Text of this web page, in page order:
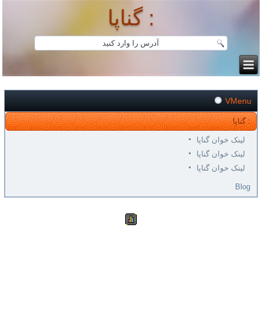
گناپا :
VMenu
گناپا :
لینک خوان گناپا
لینک خوان گناپا
لینک خوان گناپا
Blog